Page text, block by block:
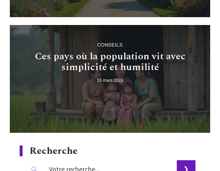
CONSEILS
Ces pays où la population vit avec
simplicité et humilité
10 mars 2026
Recherche